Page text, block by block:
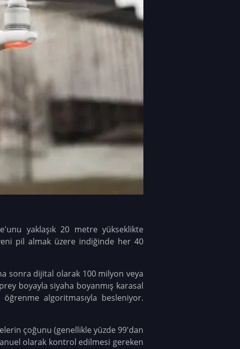
yaklaşık 20 metre yükseklikte
pil almak üzere indiğinde her 40
sonra dijital olarak 100 milyon veya
boyayla siyaha boyanmış karasal
algoritmasıyla besleniyor.
çoğunu (genellikle yüzde 99'dan
olarak kontrol edilmesi gereken